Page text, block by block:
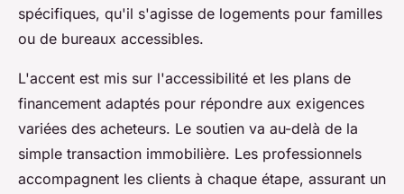
spécifiques, qu'il s'agisse de logements pour familles
ou de bureaux accessibles.
L'accent est mis sur l'accessibilité et les plans de
financement adaptés pour répondre aux exigences
variées des acheteurs. Le soutien va au-delà de la
simple transaction immobilière. Les professionnels
accompagnent les clients à chaque étape, assurant un